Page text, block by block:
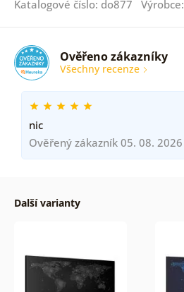
Katalogové číslo: do877 Výrobce:
Ověřeno zákazníky
Všechny recenze
nic
Ověřený zákazník 05. 08. 2026
Další varianty